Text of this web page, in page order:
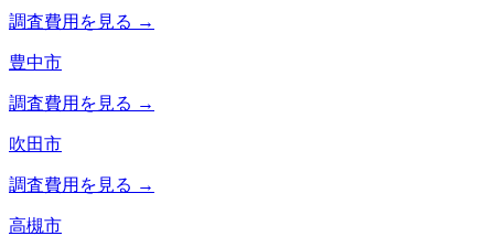
調査費用を見る →
豊中市
調査費用を見る →
吹田市
調査費用を見る →
高槻市